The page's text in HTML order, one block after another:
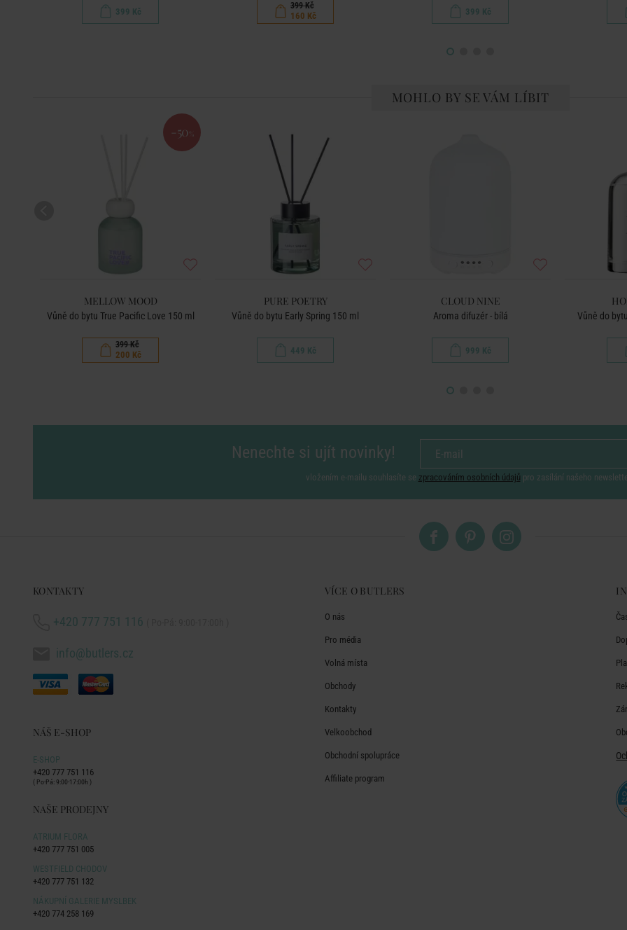
399 Kč
399 Kč
160 Kč 399 Kč
MOHLO BY SE VÁM LÍBIT
-50 %
MELLOW MOOD
Vůně do bytu True Pacific Love 150 ml
399 Kč
200 Kč
PURE POETRY
Vůně do bytu Early Spring 150 ml
449 Kč
CLOUD NINE
Aroma difuzér - bílá
999 Kč
Vůně do
Nenechte si ujít novinky!
vložením e-mailu souhlasíte se zpracováním osobních údajů pro zasílání našeho
KONTAKTY
+420 777 751 116
info@butlers.cz
NÁŠ E-SHOP
E-SHOP
+420 777 751 116
( Po-Pá: 9:00-17:00h )
NAŠE PRODEJNY
ATRIUM FLORA
+420 777 751 005
WESTFIELD CHODOV
+420 777 751 132
NÁKUPNÍ GALERIE MYSLBEK
+420 774 258 169
VÍCE O BUTLERS
O nás
Pro média
Volná místa
Obchody
Kontakty
Velkoobchod
Obchodní spolupráce
Affiliate program